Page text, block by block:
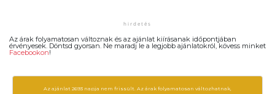
Az árak folyamatosan változnak és az ajánlat kiírásanak időpontjában
érvényesek. Döntsd gyorsan. Ne maradj le a legjobb ajánlatokról, kövess minket
Facebookon!
Az ajánlat 2693 napja nem frissült. Az árak folyamatosan változhatnak,